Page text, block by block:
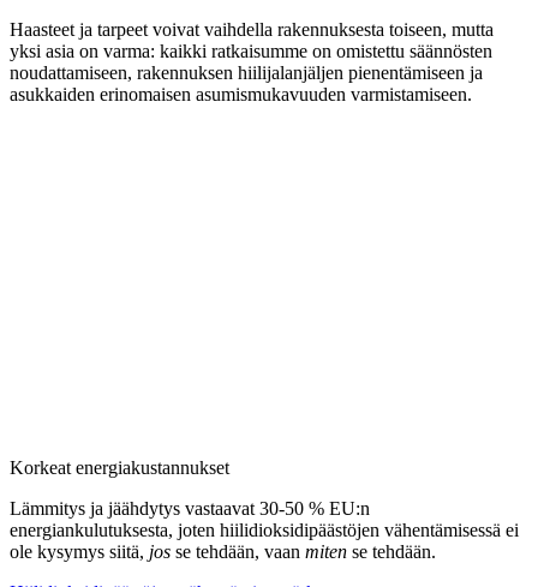
Haasteet ja tarpeet voivat vaihdella rakennuksesta toiseen, mutta
yksi asia on varma: kaikki ratkaisumme on omistettu säännösten
noudattamiseen, rakennuksen hiilijalanjäljen pienentämiseen ja
asukkaiden erinomaisen asumismukavuuden varmistamiseen.
Korkeat energiakustannukset
Lämmitys ja jäähdytys vastaavat 30-50 % EU:n
energiankulutuksesta, joten hiilidioksidipäästöjen vähentämisessä ei
ole kysymys siitä, jos se tehdään, vaan miten se tehdään.